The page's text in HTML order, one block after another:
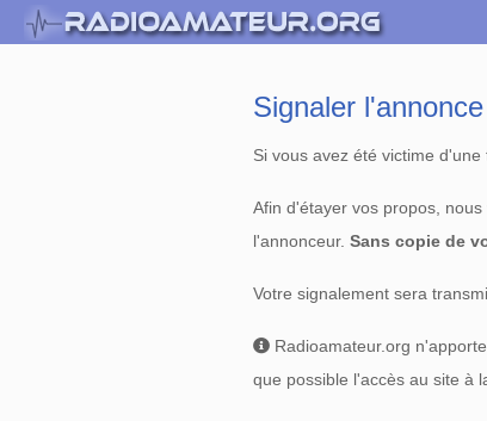
Signaler
Si vous avez été victime
Afin d'étayer vos propos,
l'annonceur. Sans copie de
Votre signalement sera
Radioamateur.org
que possible l'accès au site à